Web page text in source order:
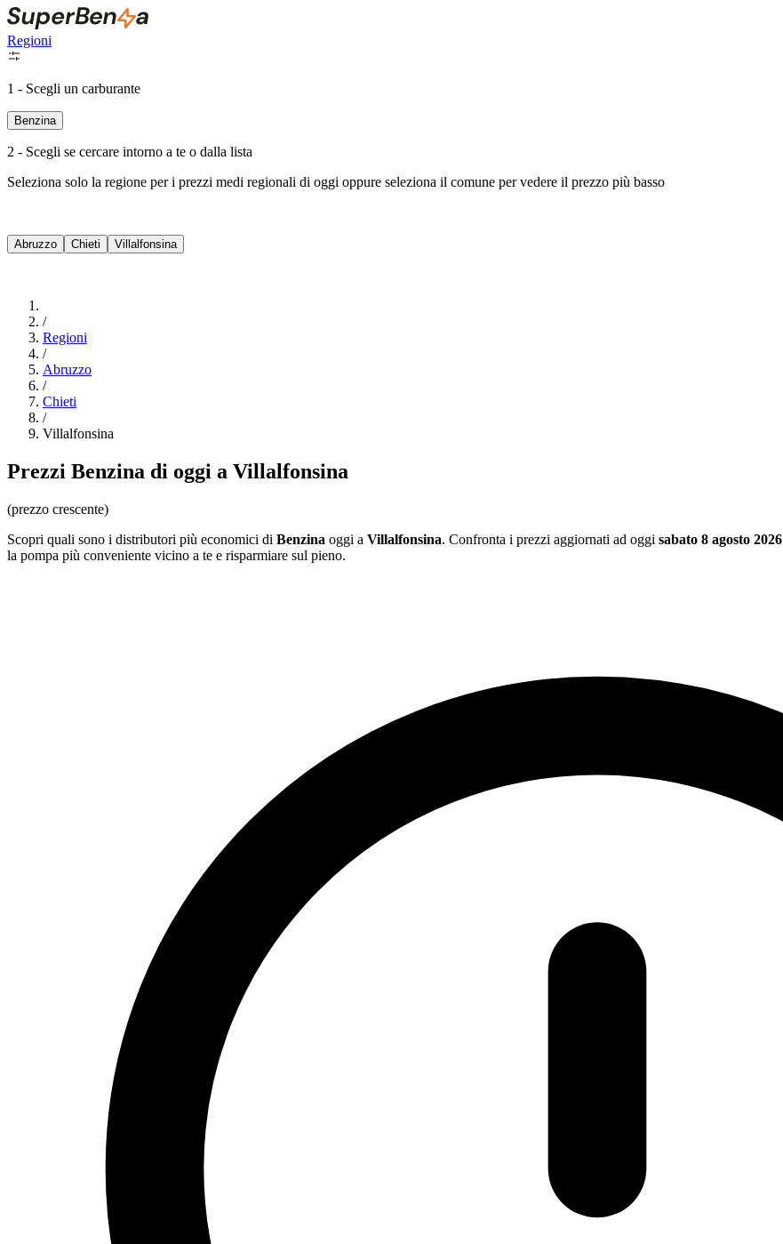
Regioni
1 - Scegli un carburante
Benzina
2 - Scegli se cercare intorno a te o dalla lista
Seleziona solo la regione per i prezzi medi regionali di oggi oppure seleziona il comune per vedere il prezzo più basso
Abruzzo Chieti Villalfonsina
/
Regioni
/
Abruzzo
/
Chieti
/
Villalfonsina
Prezzi Benzina di oggi a Villalfonsina
(prezzo crescente)
Scopri quali sono i distributori più economici di Benzina oggi a Villalfonsina. Confronta i prezzi aggiornati ad oggi sabato 8 agosto 2026
la pompa più conveniente vicino a te e risparmiare sul pieno.